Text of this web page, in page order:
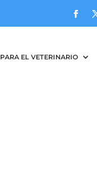
PARA EL VETERINARIO